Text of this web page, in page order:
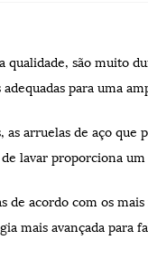
qualidade, são muito
para uma
arruelas de aço que
lavar proporciona
de acordo com os
mais avançada para